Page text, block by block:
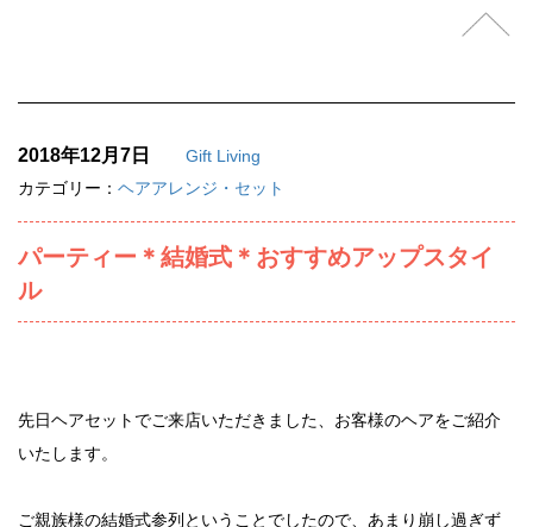
2018年12月7日
Gift Living
カテゴリー： ヘアアレンジ・セット
パーティー＊結婚式＊おすすめアップスタイ
ル
先日ヘアセットでご来店いただきました、お客様のヘアをご紹介
いたします。
ご親族様の結婚式参列ということでしたので、あまり崩し過ぎず